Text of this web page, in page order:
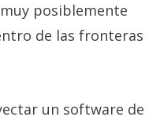
posiblemente
de las fronteras
un software de